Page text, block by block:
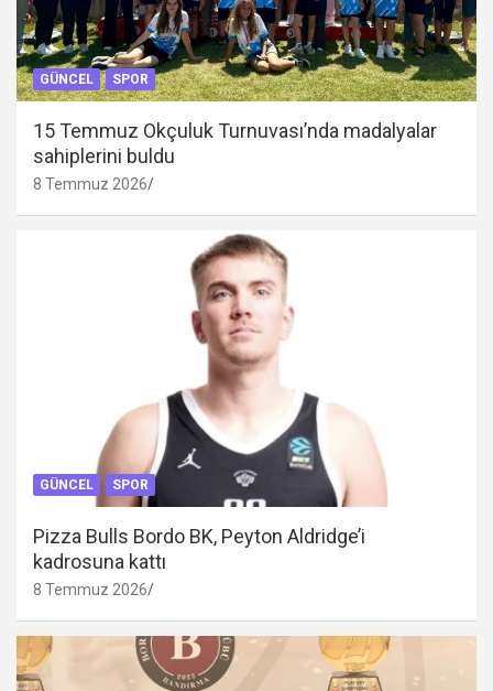
GÜNCEL SPOR
15 Temmuz Okçuluk Turnuvası’nda madalyalar
sahiplerini buldu
8 Temmuz 2026
GÜNCEL SPOR
Pizza Bulls Bordo BK, Peyton Aldridge’i
kadrosuna kattı
8 Temmuz 2026